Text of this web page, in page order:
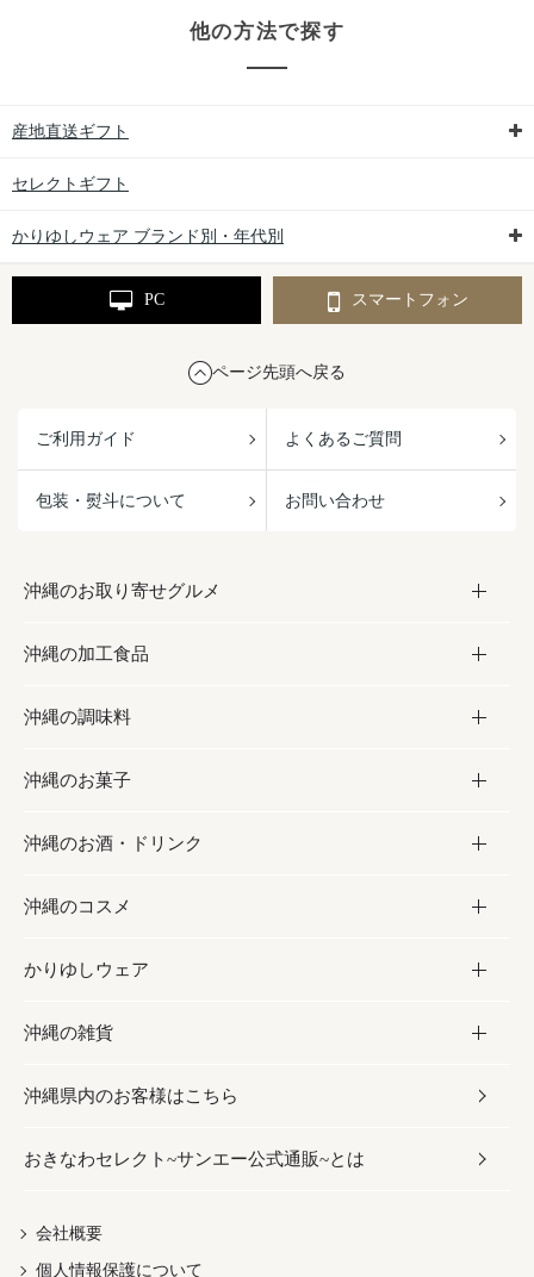
他の方法で探す
産地直送ギフト
セレクトギフト
かりゆしウェア ブランド別・年代別
PC スマートフォン
ページ先頭へ戻る
ご利用ガイド よくあるご質問
包装・熨斗について お問い合わせ
沖縄のお取り寄せグルメ
お取り寄せグルメ
フルーツ・野菜
お肉
海産物
沖縄の加工食品
加工食品
缶詰／パウチ
沖縄料理
沖縄そば／乾麺
レトルト食品
乾物／粉類
沖縄の調味料
調味料
砂糖／黒砂糖
塩
お酢／ドレッシング
しょうゆ
みそ
だし／スパイス／島唐辛子
沖縄のお菓子
お菓子
黒糖
ちんすこう
伝統菓子
スナック
おつまみ
紅芋
沖縄のお酒・ドリンク
お酒・ドリンク
泡盛
ビール・チューハイ
ワイン・ウィスキー・カクテル
ドリンク
茶葉
沖縄のコスメ
コスメ
スキンケア
ボディケア
ヘアケア
UVケア
かりゆしウェア
かりゆしウェア
メンズ
レディース
沖縄の雑貨
雑貨
沖縄ファッション
伝統工芸品
沖縄県内のお客様はこちら
おきなわセレクト~サンエー公式通販~とは
会社概要
個人情報保護について